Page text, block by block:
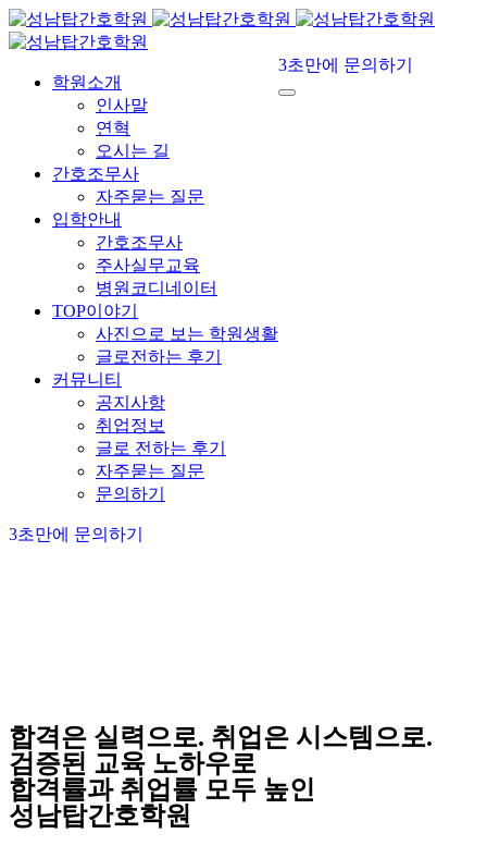
학원소개
인사말
연혁
오시는 길
간호조무사
자주묻는 질문
입학안내
간호조무사
주사실무교육
병원코디네이터
TOP이야기
사진으로 보는 학원생활
글로전하는 후기
커뮤니티
공지사항
취업정보
글로 전하는 후기
자주묻는 질문
문의하기
3초만에 문의하기
3초만에 문의하기
합격은 실 력으로. 취 업 은 시 스템으로.
검 증된 교육 노하우로
합격률과 취 업 률 모두 높인
성남탑간호학원